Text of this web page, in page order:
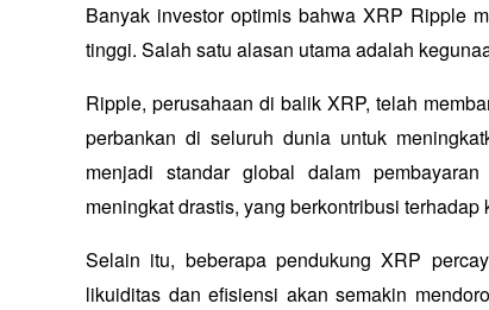
Banyak investor optimis bahwa XRP Ripple
tinggi. Salah satu alasan utama adalah
Ripple, perusahaan di balik XRP, telah
perbankan di seluruh dunia untuk
menjadi standar global dalam
meningkat drastis, yang berkontribusi terhadap
Selain itu, beberapa pendukung XRP
likuiditas dan efisiensi akan semakin